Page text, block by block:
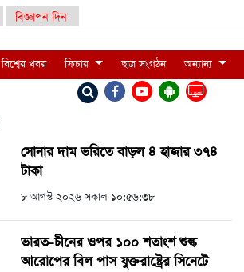
বিজ্ঞাপন দিন
LIVE
বিশ্বের খবর ফিচার ছাত্র সংগঠন অন্যান্য
সোনার দাম ভরিতে বাড়ল ৪ হাজার ৩৭৪
টাকা
৮ আগস্ট ২০২৬ সকাল ১০:৫৬:৩৮
ভারত-চীনের ওপর ১০০ শতাংশ শুল্ক
আরোপের বিল পাস যুক্তরাষ্ট্রের সিনেটে